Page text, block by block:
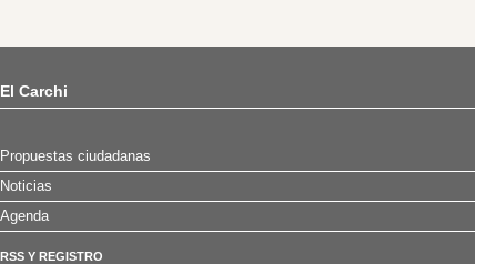
El Carchi
Propuestas ciudadanas
Noticias
Agenda
RSS Y REGISTRO